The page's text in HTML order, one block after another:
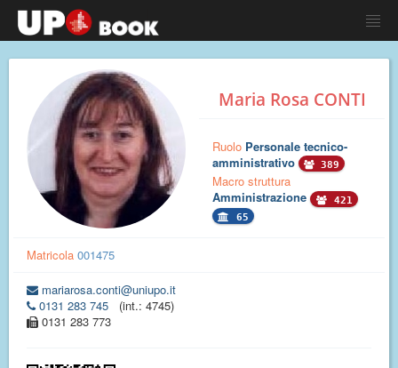
Maria Rosa CONTI
Ruolo Personale tecnico-
amministrativo
389
Macro struttura
Amministrazione
421
65
Matricola 001475
mariarosa.conti@uniupo.it
0131 283 745
(int.: 4745)
0131 283 773